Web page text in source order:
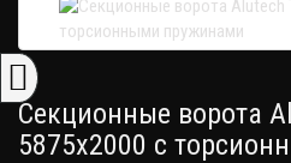
Секционные ворота
5875х2000 с